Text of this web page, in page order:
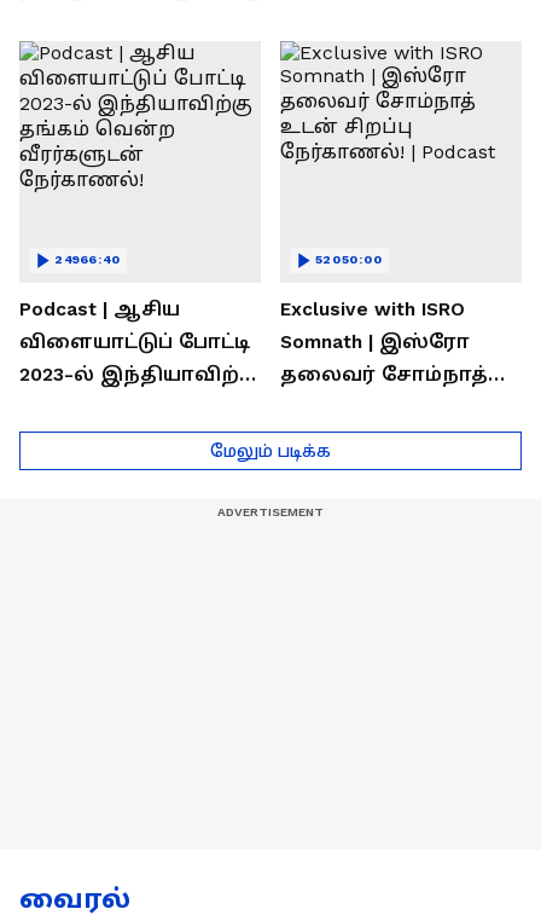
Podcast | ஆசிய
விளையாட்டுப் போட்டி
2023-ல் இந்தியாவிற்கு
வீரர்களுடன்
நேர்காணல்!
24966:40
Exclusive with ISRO
Somnath | இஸ்ரோ
தலைவர் சோம்நாத்
நேர்காணல்! | Podcast
52050:00
மேலும் படிக்க
வைரல்